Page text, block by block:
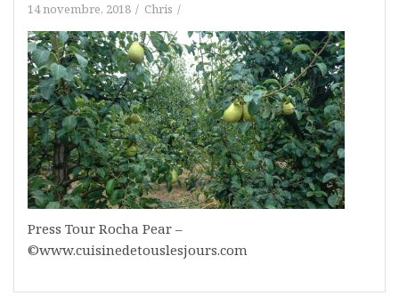
14 novembre, 2018 Chris
Press Tour Rocha Pear –
©www.cuisinedetouslesjours.com